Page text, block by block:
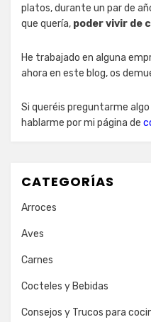
platos, durante un par de
que quería, poder vivir de
He trabajado en alguna
ahora en este blog, os
Si queréis preguntarme
hablarme por mi página de
CATEGORÍAS
Arroces
Aves
Carnes
Cocteles y Bebidas
Consejos y Trucos para